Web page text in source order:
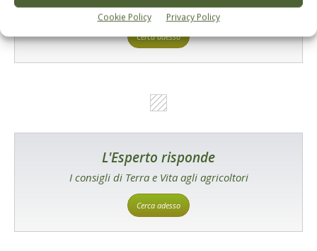
Cookie Policy Privacy Policy
prodotto!
Cerca adesso
L'Esperto risponde
I consigli di Terra e Vita agli agricoltori
Cerca adesso